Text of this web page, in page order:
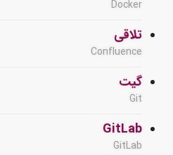
Docker
تلاقی
Confluence
گیت
Git
GitLab
GitLab